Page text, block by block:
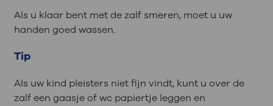
Als u klaar bent met de zalf smeren, moet u uw
handen goed wassen.
Tip
Als uw kind pleisters niet fijn vindt, kunt u over de
zalf een gaasje of wc papiertje leggen en